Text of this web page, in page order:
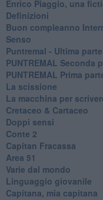
​Enrico Piaggio, una
Definizioni
​Buon compleanno
Senso
Puntremal - Ultima parte
PUNTREMAL Seconda
​PUNTREMAL Prima
La scissione
La macchina per
Cretaceo & Cartaceo
Doppi sensi
​Conte 2
​Capitan Fracassa
​Area 51
Varie dal mondo
​Linguaggio giovanile
​Capitana, mia capitana